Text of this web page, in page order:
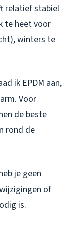
relatief stabiel
te heet voor
winters te
ik EPDM aan,
Voor
de beste
rond de
je geen
of
is.